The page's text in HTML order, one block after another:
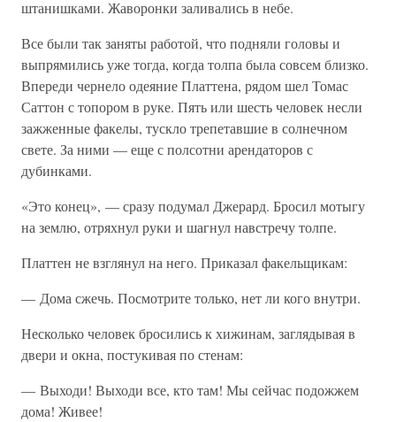
штанишками. Жаворонки заливались в небе.
Все были так заняты работой, что подняли головы и
выпрямились уже тогда, когда толпа была совсем близко.
Впереди чернело одеяние Платтена, рядом шел Томас
Саттон с топором в руке. Пять или шесть человек несли
зажженные факелы, тускло трепетавшие в солнечном
свете. За ними — еще с полсотни арендаторов с
дубинками.
«Это конец», — сразу подумал Джерард. Бросил мотыгу
на землю, отряхнул руки и шагнул навстречу толпе.
Платтен не взглянул на него. Приказал факельщикам:
— Дома сжечь. Посмотрите только, нет ли кого внутри.
Несколько человек бросились к хижинам, заглядывая в
двери и окна, постукивая по стенам:
— Выходи! Выходи все, кто там! Мы сейчас подожжем
дома! Живее!